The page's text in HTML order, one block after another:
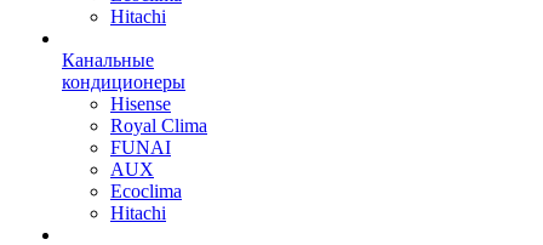
Hitachi
Канальные
кондиционеры
Hisense
Royal Clima
FUNAI
AUX
Ecoclima
Hitachi